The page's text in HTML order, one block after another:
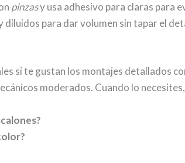
pinzasy usa adhesivo para claras para
diluidos para dar volumen sin tapar el
si te gustan los montajes detallados
moderados. Cuando lo